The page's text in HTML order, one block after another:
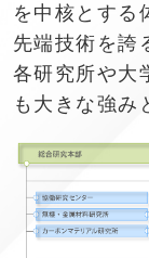
を中核とする
先端技術を誇
各研究所や大
も大きな強み